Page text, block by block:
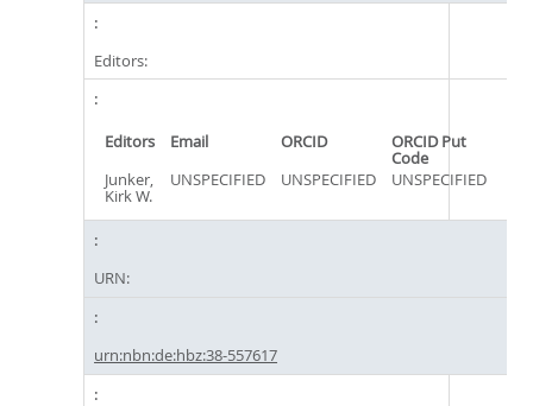
Editors:
Editors Email ORCID ORCID Put
Code
Junker,
Kirk W.
UNSPECIFIED UNSPECIFIED UNSPECIFIED
URN:
urn:nbn:de:hbz:38-557617